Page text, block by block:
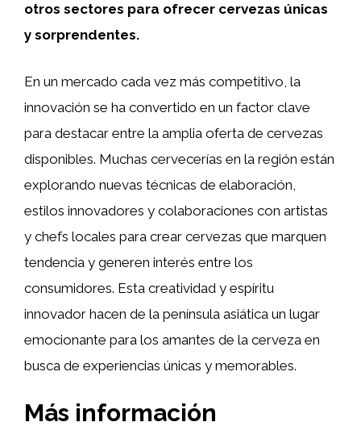
otros sectores para ofrecer cervezas únicas
y sorprendentes.
En un mercado cada vez más competitivo, la
innovación se ha convertido en un factor clave
para destacar entre la amplia oferta de cervezas
disponibles. Muchas cervecerías en la región están
explorando nuevas técnicas de elaboración,
estilos innovadores y colaboraciones con artistas
y chefs locales para crear cervezas que marquen
tendencia y generen interés entre los
consumidores. Esta creatividad y espíritu
innovador hacen de la península asiática un lugar
emocionante para los amantes de la cerveza en
busca de experiencias únicas y memorables.
Más información